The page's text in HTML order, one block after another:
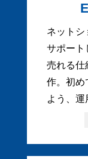
ネットシ
サポート
売れる仕
作。初め
よう、運